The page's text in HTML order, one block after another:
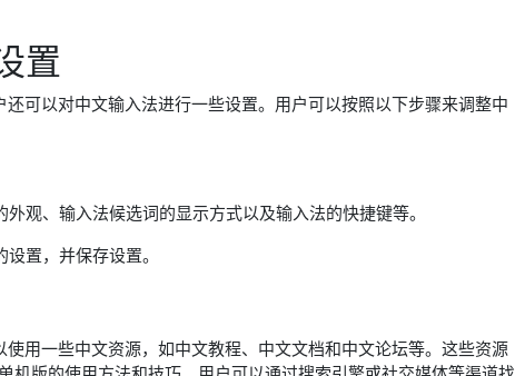
置
可以对中文输入法进行一些设置。用户可以按照以下步骤来调整中
观、输入法候选词的显示方式以及输入法的快捷键等。
置，并保存设置。
用一些中文资源，如中文教程、中文文档和中文论坛等。这些资源